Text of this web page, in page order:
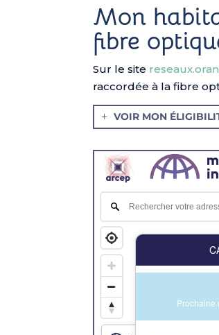
Mon
fibre
Sur le site
raccordée à la fibre
VOIR MON